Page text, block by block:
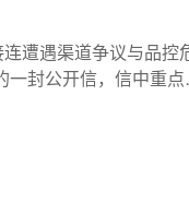
遭遇渠道争议与品控
一封公开信，信中重点